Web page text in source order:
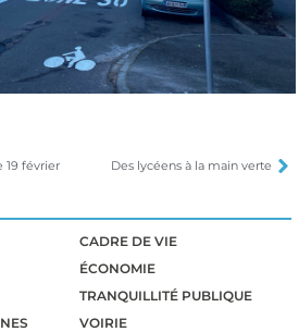
19 février Des lycéens à la main verte
CADRE DE VIE
ÉCONOMIE
TRANQUILLITÉ PUBLIQUE
VOIRIE